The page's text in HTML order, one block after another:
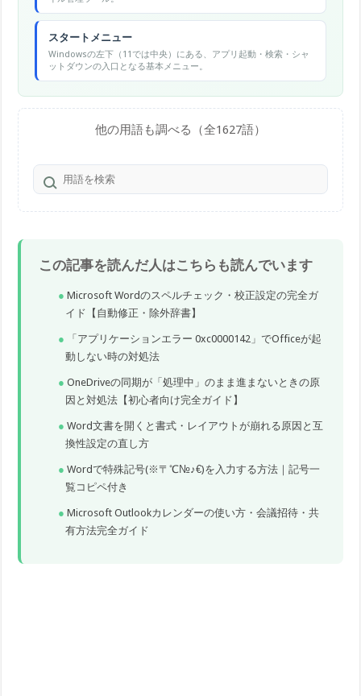
スタートメニュー
Windowsの左下（11では中央）にある、アプリ起動・検索・シャ
ットダウンの入口となる基本メニュー。
他の用語も調べる（全1627語）
この記事を読んだ人はこちらも読んでいます
Microsoft Wordのスペルチェック・校正設定の完全ガ
イド【自動修正・除外辞書】
「アプリケーションエラー 0xc0000142」でOfficeが起
動しない時の対処法
OneDriveの同期が「処理中」のまま進まないときの原
因と対処法【初心者向け完全ガイド】
Word文書を開くと書式・レイアウトが崩れる原因と互
換性設定の直し方
Wordで特殊記号(※〒℃№♪€)を入力する方法｜記号一
覧コピペ付き
Microsoft Outlookカレンダーの使い方・会議招待・共
有方法完全ガイド